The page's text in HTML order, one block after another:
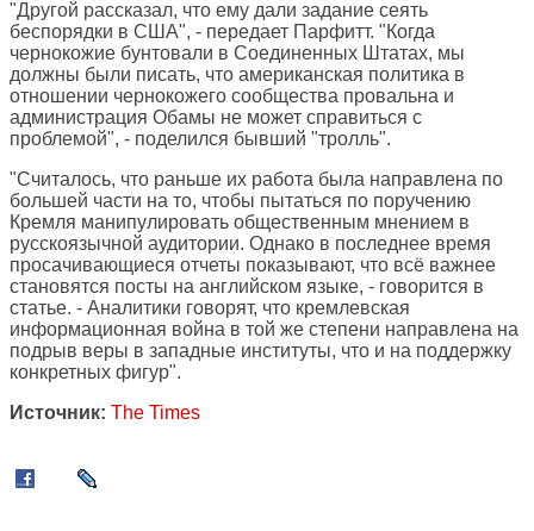
"Другой рассказал, что ему дали задание сеять
беспорядки в США", - передает Парфитт. "Когда
чернокожие бунтовали в Соединенных Штатах, мы
должны были писать, что американская политика в
отношении чернокожего сообщества провальна и
администрация Обамы не может справиться с
проблемой", - поделился бывший "тролль".
"Считалось, что раньше их работа была направлена по
большей части на то, чтобы пытаться по поручению
Кремля манипулировать общественным мнением в
русскоязычной аудитории. Однако в последнее время
просачивающиеся отчеты показывают, что всё важнее
становятся посты на английском языке, - говорится в
статье. - Аналитики говорят, что кремлевская
информационная война в той же степени направлена на
подрыв веры в западные институты, что и на поддержку
конкретных фигур".
Источник: The Times